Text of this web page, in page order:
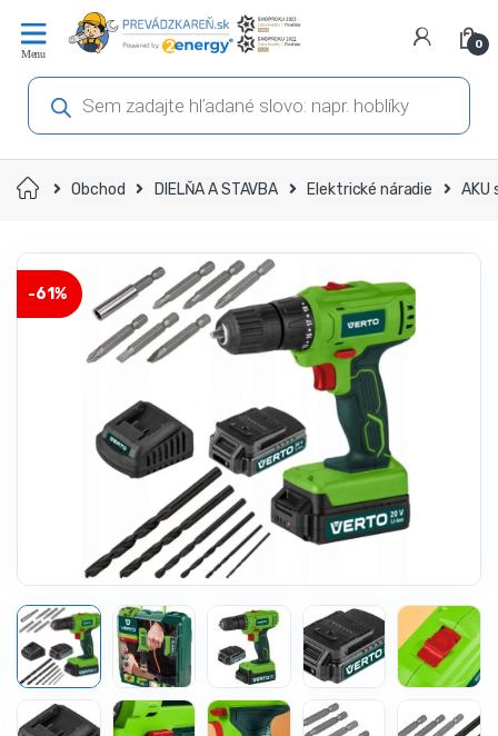
navigáciu
obsah
0
Products
search
Domov Obchod DIELŇA A STAVBA Elektrické náradie
-61%